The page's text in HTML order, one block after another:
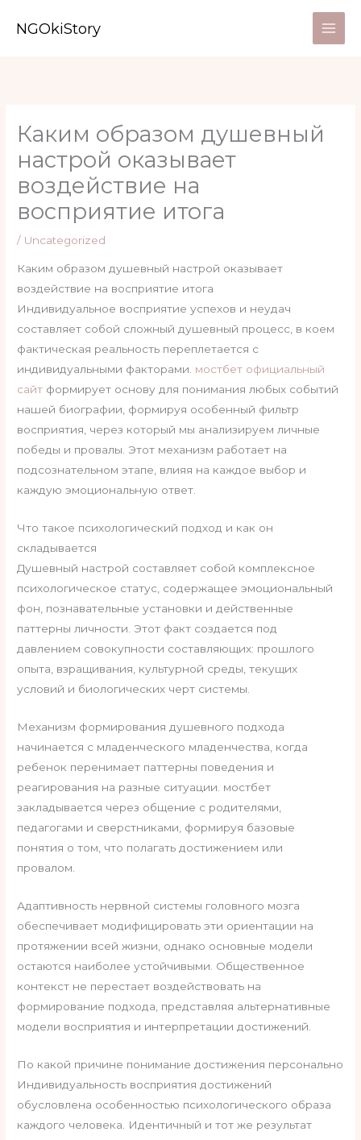
NGOkiStory
Каким образом душевный
настрой оказывает
воздействие на
восприятие итога
/ Uncategorized
Каким образом душевный настрой оказывает
воздействие на восприятие итога
Индивидуальное восприятие успехов и неудач
составляет собой сложный душевный процесс, в коем
фактическая реальность переплетается с
индивидуальными факторами. мостбет официальный
сайт формирует основу для понимания любых событий
нашей биографии, формируя особенный фильтр
восприятия, через который мы анализируем личные
победы и провалы. Этот механизм работает на
подсознательном этапе, влияя на каждое выбор и
каждую эмоциональную ответ.
Что такое психологический подход и как он
складывается
Душевный настрой составляет собой комплексное
психологическое статус, содержащее эмоциональный
фон, познавательные установки и действенные
паттерны личности. Этот факт создается под
давлением совокупности составляющих: прошлого
опыта, взращивания, культурной среды, текущих
условий и биологических черт системы.
Механизм формирования душевного подхода
начинается с младенческого младенчества, когда
ребенок перенимает паттерны поведения и
реагирования на разные ситуации. мостбет
закладывается через общение с родителями,
педагогами и сверстниками, формируя базовые
понятия о том, что полагать достижением или
провалом.
Адаптивность нервной системы головного мозга
обеспечивает модифицировать эти ориентации на
протяжении всей жизни, однако основные модели
остаются наиболее устойчивыми. Общественное
контекст не перестает воздействовать на
формирование подхода, представляя альтернативные
модели восприятия и интерпретации достижений.
По какой причине понимание достижения персонально
Индивидуальность восприятия достижений
обусловлена особенностью психологического образа
каждого человека. Идентичный и тот же результат